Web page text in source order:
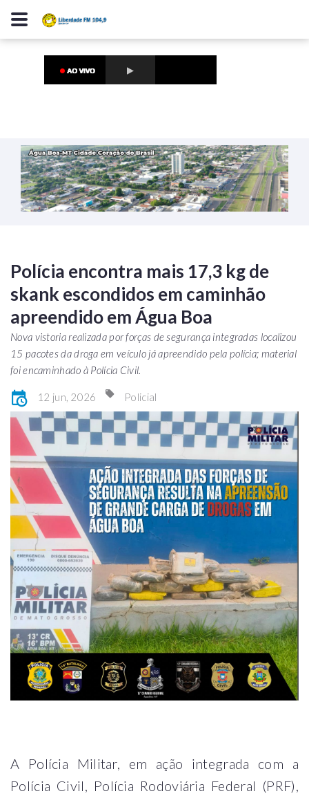
Polícia encontra mais 17,3 kg de
skank escondidos em caminhão
apreendido em Água Boa
Nova vistoria realizada por forças de segurança integradas localizou
15 pacotes da droga em veículo já apreendido pela polícia; material
foi encaminhado à Polícia Civil.
12 jun, 2026 Policial
A Polícia Militar, em ação integrada com a
Polícia Civil, Polícia Rodoviária Federal (PRF),